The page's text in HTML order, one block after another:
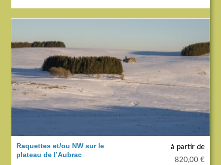
Raquettes et/ou NW sur le
plateau de l’Aubrac
à partir de
820,00 €